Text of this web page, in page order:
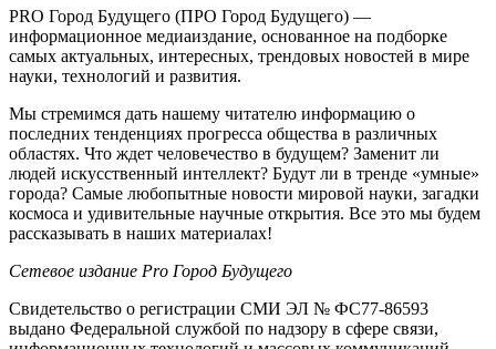
PRO Город Будущего (ПРО Город Будущего) —
информационное медиаиздание, основанное на подборке
самых актуальных, интересных, трендовых новостей в мире
науки, технологий и развития.
Мы стремимся дать нашему читателю информацию о
последних тенденциях прогресса общества в различных
областях. Что ждет человечество в будущем? Заменит ли
людей искусственный интеллект? Будут ли в тренде «умные»
города? Самые любопытные новости мировой науки, загадки
космоса и удивительные научные открытия. Все это мы будем
рассказывать в наших материалах!
Сетевое издание Рrо Город Будущего
Свидетельство о регистрации СМИ ЭЛ № ФС77-86593
выдано Федеральной службой по надзору в сфере связи,